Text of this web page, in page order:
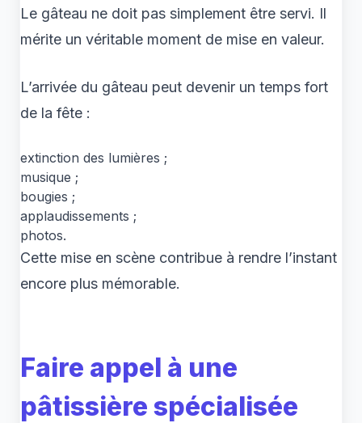
Le gâteau ne doit pas simplement être servi. Il
mérite un véritable moment de mise en valeur.
L’arrivée du gâteau peut devenir un temps fort
de la fête :
extinction des lumières ;
musique ;
bougies ;
applaudissements ;
photos.
Cette mise en scène contribue à rendre l’instant
encore plus mémorable.
Faire appel à une
pâtissière spécialisée